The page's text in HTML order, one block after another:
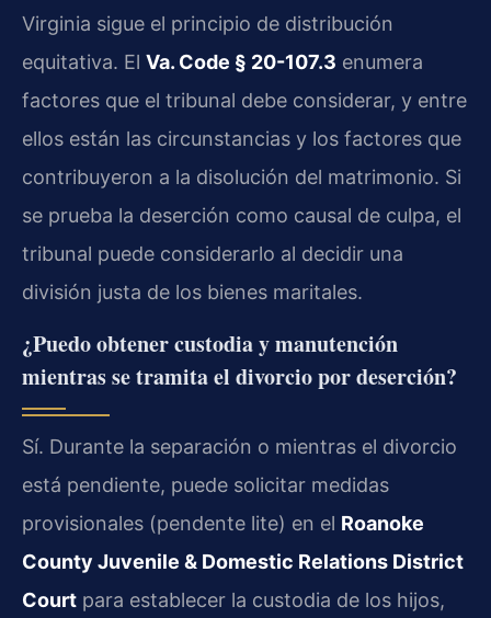
Virginia sigue el principio de distribución
equitativa. El Va. Code § 20-107.3 enumera
factores que el tribunal debe considerar, y entre
ellos están las circunstancias y los factores que
contribuyeron a la disolución del matrimonio. Si
se prueba la deserción como causal de culpa, el
tribunal puede considerarlo al decidir una
división justa de los bienes maritales.
¿Puedo obtener custodia y manutención
mientras se tramita el divorcio por deserción?
Sí. Durante la separación o mientras el divorcio
está pendiente, puede solicitar medidas
provisionales (pendente lite) en el Roanoke
County Juvenile & Domestic Relations District
Court para establecer la custodia de los hijos,